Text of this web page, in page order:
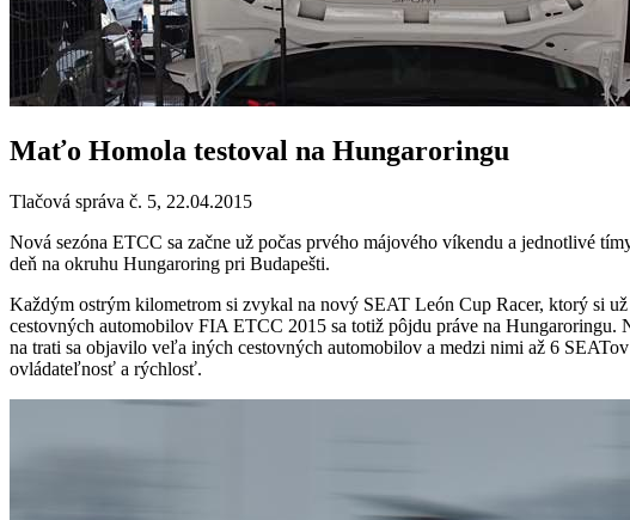
Maťo Homola testoval na Hungaroringu
Tlačová správa č. 5, 22.04.2015
Nová sezóna ETCC sa začne už počas prvého májového víkendu a jednotlivé
deň na okruhu Hungaroring pri Budapešti.
Každým ostrým kilometrom si zvykal na nový SEAT León Cup Racer, ktorý si
cestovných automobilov FIA ETCC 2015 sa totiž pôjdu práve na
na trati sa objavilo veľa iných cestovných automobilov a medzi nimi až 6
ovládateľnosť a rýchlosť.